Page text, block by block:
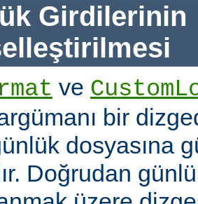
Girdilerinin
ve
bir
dosyasına
Doğrudan